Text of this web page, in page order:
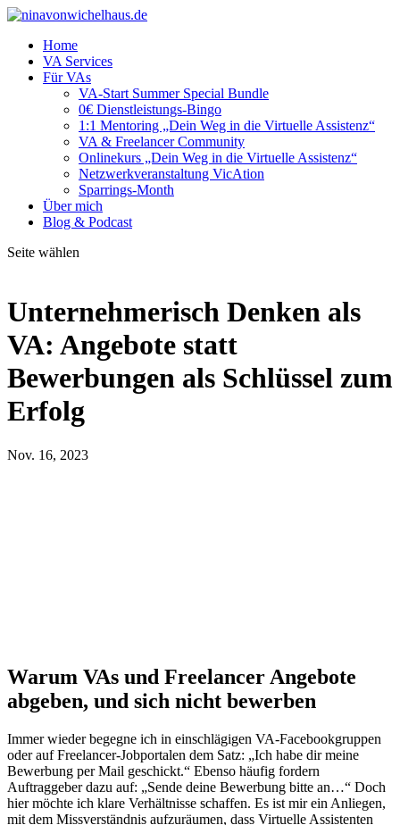
Home
VA Services
Für VAs
VA-Start Summer Special Bundle
0€ Dienstleistungs-Bingo
1:1 Mentoring „Dein Weg in die Virtuelle Assistenz“
VA & Freelancer Community
Onlinekurs „Dein Weg in die Virtuelle Assistenz“
Netzwerkveranstaltung VicAtion
Sparrings-Month
Über mich
Blog & Podcast
Seite wählen
Unternehmerisch Denken als
VA: Angebote statt
Bewerbungen als Schlüssel zum
Erfolg
Nov. 16, 2023
Warum VAs und Freelancer Angebote
abgeben, und sich nicht bewerben
Immer wieder begegne ich in einschlägigen VA-Facebookgruppen
oder auf Freelancer-Jobportalen dem Satz: „Ich habe dir meine
Bewerbung per Mail geschickt.“ Ebenso häufig fordern
Auftraggeber dazu auf: „Sende deine Bewerbung bitte an…“ Doch
hier möchte ich klare Verhältnisse schaffen. Es ist mir ein Anliegen,
mit dem Missverständnis aufzuräumen, dass Virtuelle Assistenten